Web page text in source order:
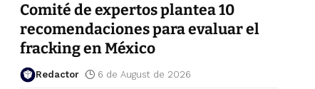
Comité de expertos plantea 10
recomendaciones para evaluar el
fracking en México
Redactor 6 de August de 2026